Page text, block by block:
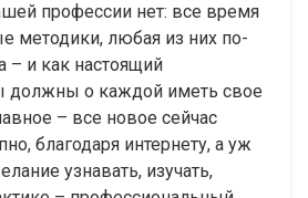
профессии нет: все время
методики, любая из них по-
– и как настоящий
должны о каждой иметь свое
– все новое сейчас
благодаря интернету, а уж
узнавать, изучать,